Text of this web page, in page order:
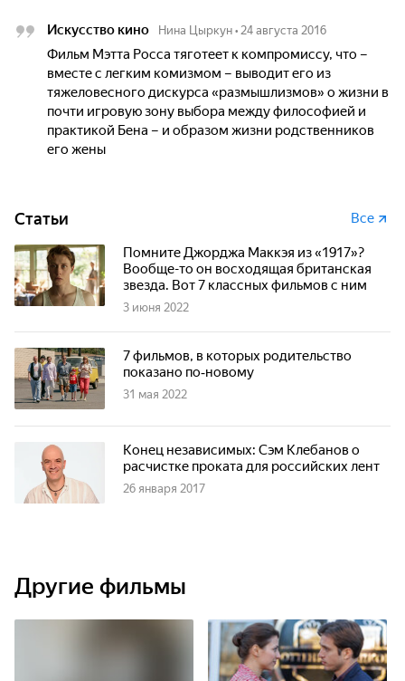
Искусство кино Нина Цыркун • 24 августа 2016
Фильм Мэтта Росса тяготеет к компромиссу, что –
вместе с легким комизмом – выводит его из
тяжеловесного дискурса «размышлизмов» о жизни в
почти игровую зону выбора между философией и
практикой Бена – и образом жизни родственников
его жены
Статьи Все
Помните Джорджа Маккэя из «1917»?
Вообще-то он восходящая британская
звезда. Вот 7 классных фильмов с ним
3 июня 2022
7 фильмов, в которых родительство
показано по‑новому
31 мая 2022
Конец независимых: Сэм Клебанов о
расчистке проката для российских лент
26 января 2017
Другие фильмы